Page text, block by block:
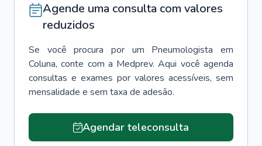
Agende uma consulta com valores
reduzidos
Se você procura por um Pneumologista
em
Coluna, conte com a Medprev. Aqui você agenda
consultas e exames por valores acessíveis, sem
mensalidade e sem taxa de adesão.
Agendar teleconsulta